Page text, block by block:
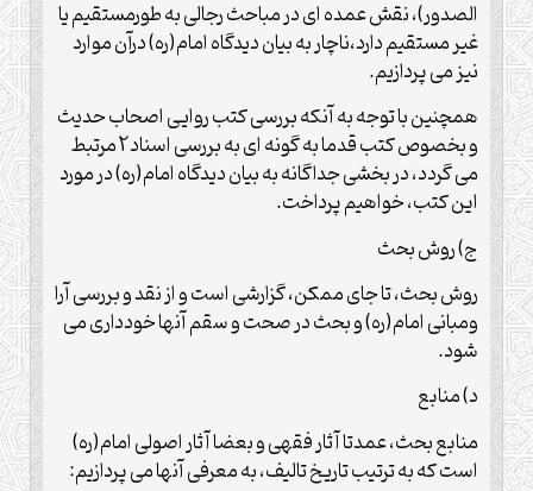
الصدور)، نقش عمده ای در مباحث رجالی به طورمستقیم یا
غیر مستقیم دارد،ناچار به بیان دیدگاه امام(ره) درآن موارد
نیز می پردازیم.
همچنین با توجه به آنکه بررسی کتب روایی اصحاب حدیث
و بخصوص کتب قدما به گونه ای به بررسی اسناد2 مرتبط
می گردد، در بخشی جداگانه به بیان دیدگاه امام(ره) در مورد
این کتب، خواهیم پرداخت.
ج) روش بحث
روش بحث، تا جای ممکن، گزارشی است و از نقد و بررسی آرا
ومبانی امام(ره) و بحث در صحت و سقم آنها خودداری می
شود.
د) منابع
منابع بحث، عمدتا آثار فقهی و بعضا آثار اصولی امام(ره)
است که به ترتیب تاریخ تالیف، به معرفی آنها می پردازیم: